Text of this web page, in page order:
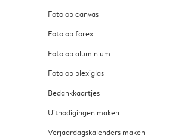
Foto op canvas
Foto op forex
Foto op aluminium
Foto op plexiglas
Bedankkaartjes
Uitnodigingen maken
Verjaardagskalenders maken